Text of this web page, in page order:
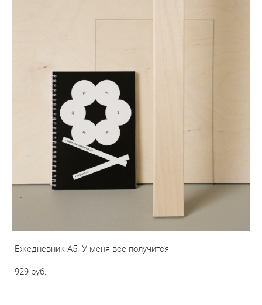
Ежедневник А5. У меня все получится
929 pуб.